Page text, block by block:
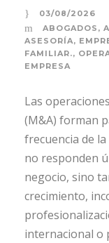
03/08/2026
ABOGADOS ,
ASESORÍA,
FAMILIAR.,
EMPRESA
Las
(M&A) forman
frecuencia de
no responden
negocio, sino
crecimiento,
internacional o